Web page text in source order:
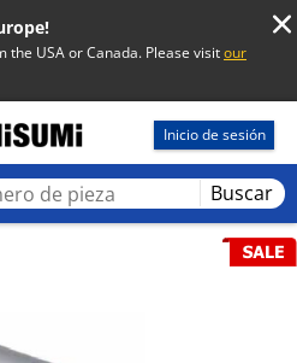
the USA or Canada. Please visitour
Inicio de sesión
Buscar